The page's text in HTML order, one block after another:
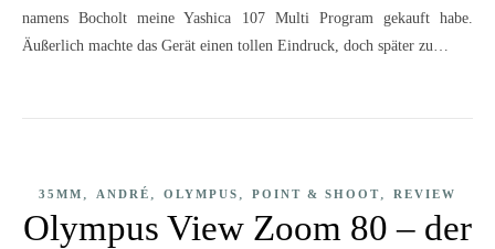
namens Bocholt meine Yashica 107 Multi Program gekauft habe.
Äußerlich machte das Gerät einen tollen Eindruck, doch später zu…
35MM , ANDRÉ , OLYMPUS , POINT & SHOOT, REVIEW
Olympus View Zoom 80 – der